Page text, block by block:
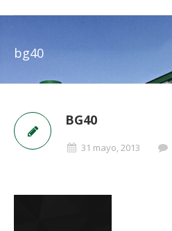
bg40
BG40
31 mayo, 2013